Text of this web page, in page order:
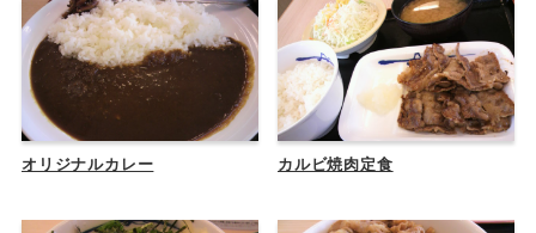
オリジナルカレー カルビ焼肉定食